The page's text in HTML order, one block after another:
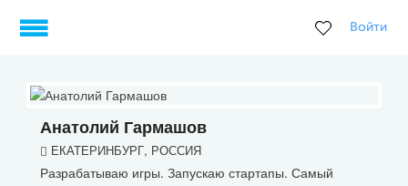
Войти
Анатолий Гармашов
ЕКАТЕРИНБУРГ, РОССИЯ
Разрабатываю игры. Запускаю стартапы. Самый